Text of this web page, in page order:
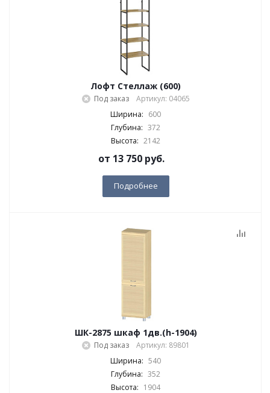
Лофт Стеллаж (600)
Под заказ
Артикул: 04065
Ширина: 600
Глубина: 372
Высота: 2142
от 13 750 руб.
Подробнее
ШК-2875 шкаф 1дв.(h-1904)
Под заказ
Артикул: 89801
Ширина: 540
Глубина: 352
Высота: 1904